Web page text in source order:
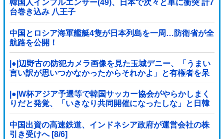
韓国人インフルエンサー(49)、日本で次々と車に衝突 計7
台巻き込み 八王子
中国とロシア海軍艦艇4隻が日本列島を一周…防衛省が全
航路を公開！
|●|辺野古の防犯カメラ画像を見た玉城デニー、「うまい
言い訳が思いつかなかったからそれかよ」と有権者を呆
れさせるコメントを……
|●|W杯アジア予選等で韓国サッカー協会がやらかしまく
りだと発覚、「いきなり共同開催になったしな」と日韓
共催の件に言及する声も……
中国出資の高速鉄道、インドネシア政府が運営会社の株
引き受けへ [8/6]